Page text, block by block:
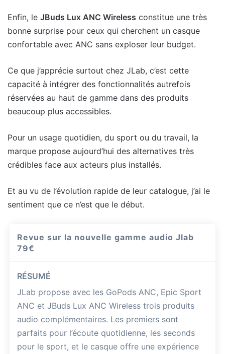
Enfin, le JBuds Lux ANC Wireless constitue une très
bonne surprise pour ceux qui cherchent un casque
confortable avec ANC sans exploser leur budget.
Ce que j’apprécie surtout chez JLab, c’est cette
capacité à intégrer des fonctionnalités autrefois
réservées au haut de gamme dans des produits
beaucoup plus accessibles.
Pour un usage quotidien, du sport ou du travail, la
marque propose aujourd’hui des alternatives très
crédibles face aux acteurs plus installés.
Et au vu de l’évolution rapide de leur catalogue, j’ai le
sentiment que ce n’est que le début.
Revue sur la nouvelle gamme audio Jlab
79€
RÉSUMÉ
JLab propose avec les GoPods ANC, Epic Sport
ANC et JBuds Lux ANC Wireless trois produits
audio complémentaires. Les premiers sont
parfaits pour l’écoute quotidienne, les seconds
pour le sport, et le casque offre une expérience